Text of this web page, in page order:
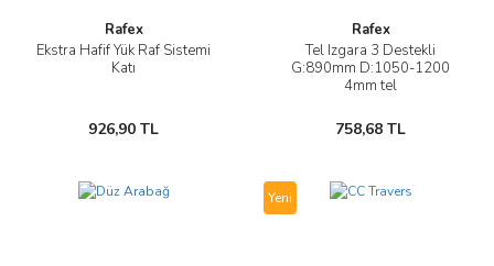
Rafex
Ekstra Hafif Yük Raf Sistemi
Katı
926,90 TL
Rafex
Tel Izgara 3 Destekli
G:890mm D:1050-1200
4mm tel
758,68 TL
Yeni